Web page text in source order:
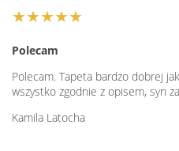
★★★★★
Polecam
Polecam. Tapeta bardzo dobrej
wszystko zgodnie z opisem, syn
Kamila Latocha